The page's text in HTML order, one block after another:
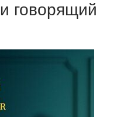
говорящий